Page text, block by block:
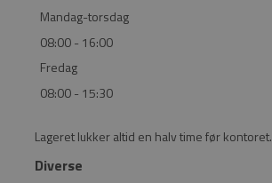
Mandag-torsdag
08:00 - 16:00
Fredag
08:00 - 15:30
Lageret lukker altid en halv time før kontoret.
Diverse